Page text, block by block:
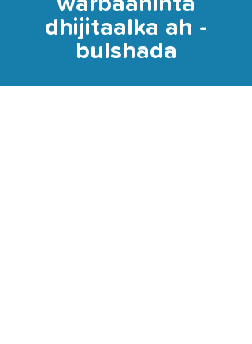
dhijitaalka ah -
bulshada